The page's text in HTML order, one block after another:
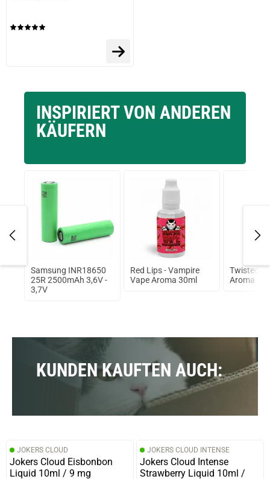
INSPIRIERT VON ANDEREN
KÄUFERN
Samsung INR18650
25R 2500mAh 3,6V -
3,7V
Red Lips - Vampire
Vape Aroma 30ml
Twisted
Aroma
KUNDEN KAUFTEN AUCH:
JOKERS CLOUD
Jokers Cloud Eisbonbon
Liquid 10ml / 9 mg
JOKERS CLOUD INTENSE
Jokers Cloud Intense
Strawberry Liquid 10ml /